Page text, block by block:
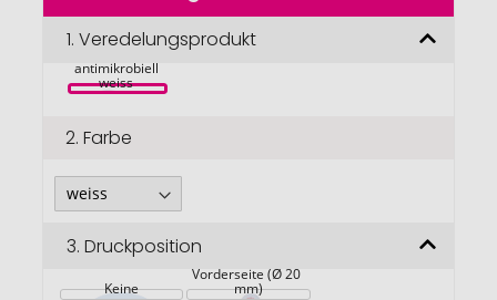
Bildgalerie
1. Veredelungsprodukt
Pure 5-in-1-
antimikrobiell
weiss
2. Farbe
3. Druckposition
Keine
Vorderseite (Ø 20
mm)